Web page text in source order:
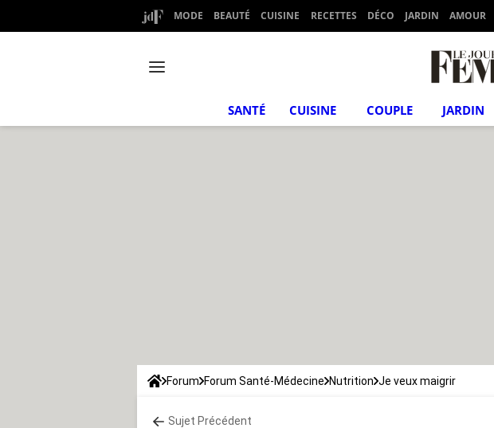
MODE BEAUTÉ CUISINE RECETTES DÉCO JARDIN AMOUR
SANTÉ CUISINE COUPLE JARDIN
Forum Forum Santé-Médecine Nutrition Je veux maigrir
Sujet Précédent